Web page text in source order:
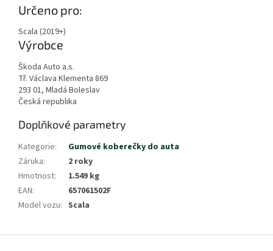
Určeno pro:
Scala (2019+)
Výrobce
Škoda Auto a.s.
Tř. Václava Klementa 869
293 01, Mladá Boleslav
Česká republika
Doplňkové parametry
Kategorie:
Gumové koberečky do auta
Záruka:
2 roky
Hmotnost:
1.549 kg
EAN:
657061502F
Model vozu: Scala